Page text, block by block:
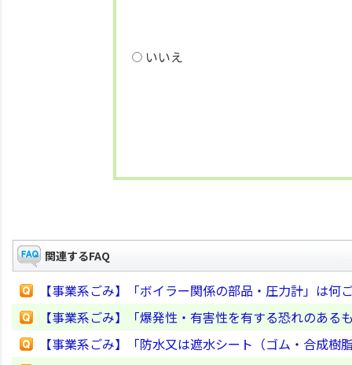
いいえ
関連するFAQ
【事業系ごみ】「ボイラー関係の部品・圧力計」は何
【事業系ごみ】「爆発性・有害性を有する恐れのあ
【事業系ごみ】「防水又は遮水シート（ゴム・合成